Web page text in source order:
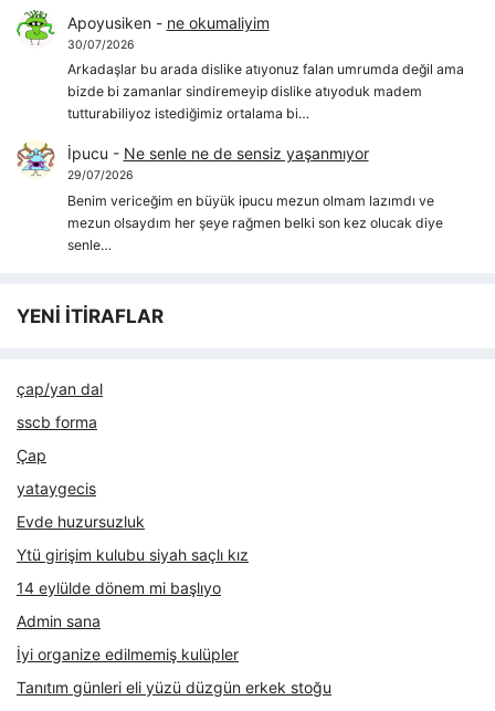
Apoyusiken- ne okumaliyim
30/07/2026
Arkadaşlar bu arada dislike atıyonuz falan umrumda değil ama
bizde bi zamanlar sindiremeyip dislike atıyoduk madem
tutturabiliyoz istediğimiz ortalama bi…
İpucu - Ne senle ne de sensiz yaşanmıyor
29/07/2026
Benim vericeğim en büyük ipucu mezun olmam lazımdı ve
mezun olsaydım her şeye rağmen belki son kez olucak diye
senle…
YENİ İTİRAFLAR
çap/yan dal
sscb forma
Çap
yataygecis
Evde huzursuzluk
Ytü girişim kulubu siyah saçlı kız
14 eylülde dönem mi başlıyo
Admin sana
İyi organize edilmemiş kulüpler
Tanıtım günleri eli yüzü düzgün erkek stoğu